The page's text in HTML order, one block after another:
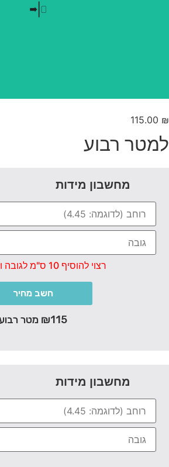
בלי חזרתיות
115.00
רבוע
מחשבון מידות
רצוי להוסיף 10 ס"מ לגובה ולרוחב !
חשב מחיר
₪115 מטר רבוע
מחשבון מידות